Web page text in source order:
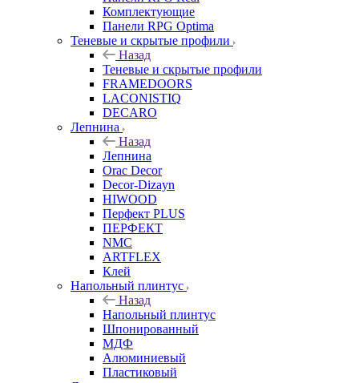
Комплектующие
Панели RPG Optima
Теневые и скрытые профили
Назад
Теневые и скрытые профили
FRAMEDOORS
LACONISTIQ
DECARO
Лепнина
Назад
Лепнина
Orac Decor
Decor-Dizayn
HIWOOD
Перфект PLUS
ПЕРФЕКТ
NMC
ARTFLEX
Клей
Напольный плинтус
Назад
Напольный плинтус
Шпонированный
МДФ
Алюминиевый
Пластиковый